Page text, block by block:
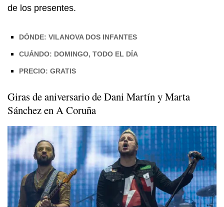
de los presentes.
DÓNDE: VILANOVA DOS INFANTES
CUÁNDO: DOMINGO, TODO EL DÍA
PRECIO: GRATIS
Giras de aniversario de Dani Martín y Marta
Sánchez en A Coruña